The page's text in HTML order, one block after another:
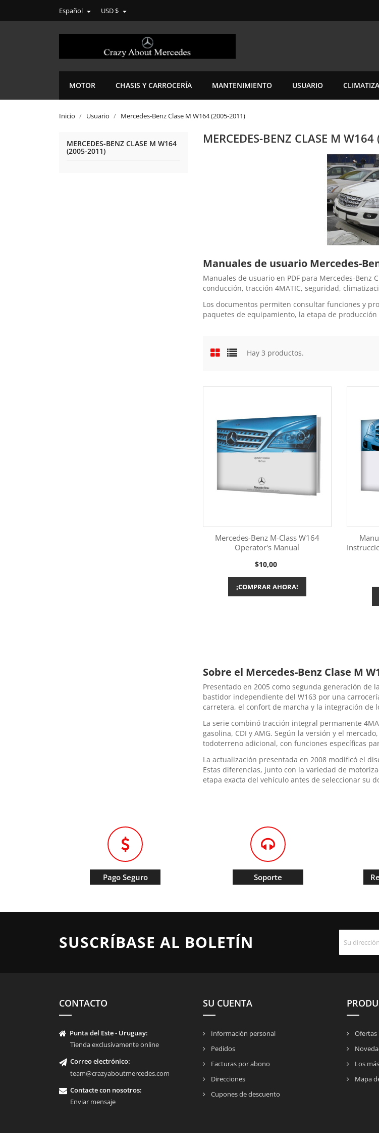
Español  USD $ 
MOTOR CHASIS Y CARROCERÍA MANTENIMIENTO USUARIO
Inicio Usuario Mercedes-Benz Clase M W164 (2005-2011)
MERCEDES-BENZ CLASE M W164
(2005-2011)
MERCEDES-BENZ CLASE M
Manuales de usuario Mercedes-
Manuales de usuario en PDF para Mercedes-
conducción, tracción 4MATIC, seguridad,
Los documentos permiten consultar funciones y
paquetes de equipamiento, la etapa de
Hay 3 productos.
Más información
Mercedes-Benz M-Class W164
Operator's Manual
Precio
$10,00
¡COMPRAR AHORA!
Sobre el Mercedes-Benz Clase M
Presentado en 2005 como segunda generación de
bastidor independiente del W163 por una
carretera, el confort de marcha y la integración de
La serie combinó tracción integral permanente
gasolina, CDI y AMG. Según la versión y el
todoterreno adicional, con funciones específicas
La actualización presentada en 2008 modificó el
Estas diferencias, junto con la variedad de
etapa exacta del vehículo antes de seleccionar su
Pago Seguro Soporte
SUSCRÍBASE AL BOLETÍN
CONTACTO
Punta del Este - Uruguay:
Tienda exclusívamente online
Correo electrónico:
team@crazyaboutmercedes.com
Contacte con nosotros:
Enviar mensaje
SU CUENTA
Información personal
Pedidos
Facturas por abono
Direcciones
Cupones de descuento
Ofertas
Los
Mapa